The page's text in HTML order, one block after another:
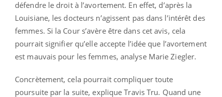
défendre le droit à l’avortement. En effet, d’après la
Louisiane, les docteurs n’agissent pas dans l’intérêt des
femmes. Si la Cour s’avère être dans cet avis, cela
pourrait signifier qu’elle accepte l’idée que l’avortement
est mauvais pour les femmes, analyse Marie Ziegler.
Concrètement, cela pourrait compliquer toute
poursuite par la suite, explique Travis Tru. Quand une